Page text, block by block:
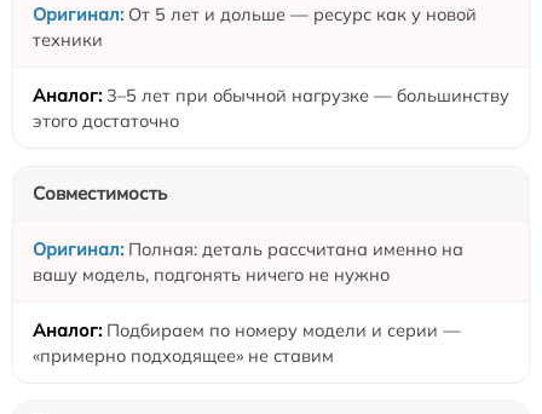
От 5 лет и дольше — ресурс как у новой
техники
3–5 лет при обычной нагрузке — большинству
этого достаточно
Совместимость
Полная: деталь рассчитана именно на
вашу модель, подгонять ничего не нужно
Подбираем по номеру модели и серии —
«примерно подходящее» не ставим